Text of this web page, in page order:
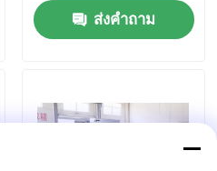
หกรรม
ต่ำ
ส่งคำถาม